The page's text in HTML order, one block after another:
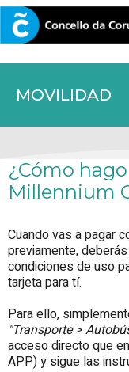
MOVILIDAD
CORUNA.GAL
¿Cómo
Millennium
Cuando vas a pagar
previamente,
condiciones de uso
tarjeta para tí.
Para ello,
"Transporte >
acceso directo que
APP) y sigue las